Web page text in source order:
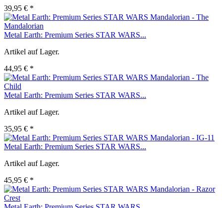
39,95 € *
Metal Earth: Premium Series STAR WARS...
Artikel auf Lager.
44,95 € *
Metal Earth: Premium Series STAR WARS...
Artikel auf Lager.
35,95 € *
Metal Earth: Premium Series STAR WARS...
Artikel auf Lager.
45,95 € *